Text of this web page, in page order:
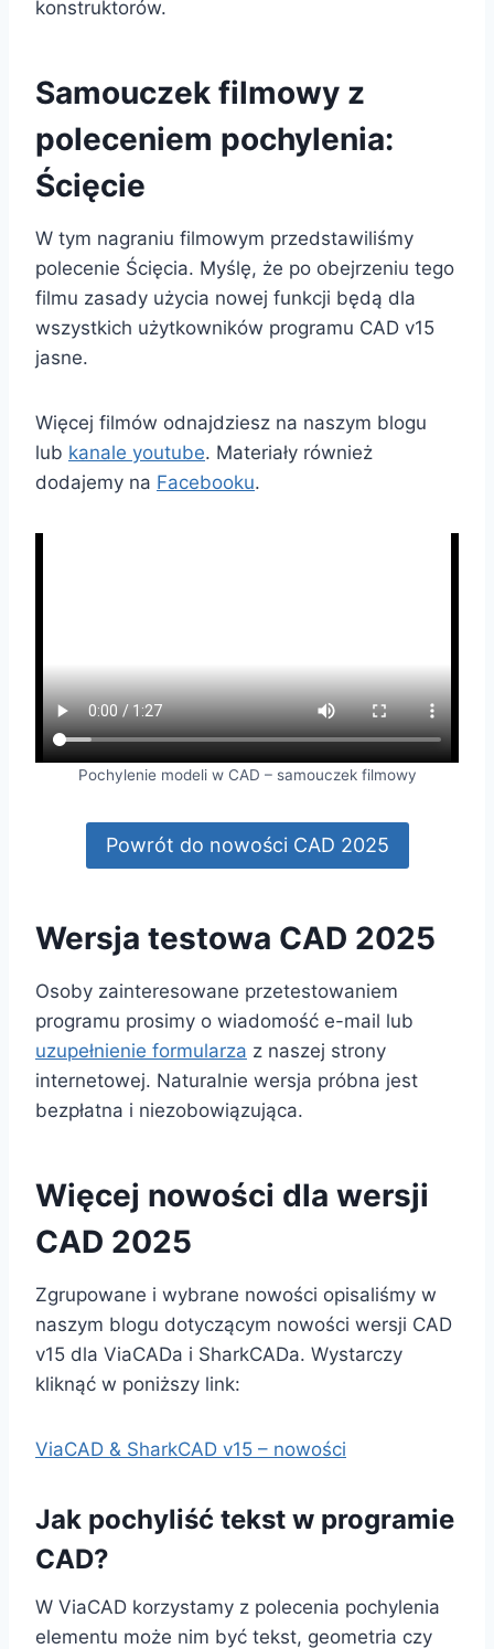
konstruktorów.
Samouczek filmowy z
poleceniem pochylenia:
Ścięcie
W tym nagraniu filmowym przedstawiliśmy
polecenie Ścięcia. Myślę, że po obejrzeniu tego
filmu zasady użycia nowej funkcji będą dla
wszystkich użytkowników programu CAD v15
jasne.
Więcej filmów odnajdziesz na naszym blogu
lub kanale youtube. Materiały również
dodajemy na Facebooku.
Pochylenie modeli w CAD – samouczek filmowy
Powrót do nowości CAD 2025
Wersja testowa CAD 2025
Osoby zainteresowane przetestowaniem
programu prosimy o wiadomość e-mail lub
uzupełnienie formularza z naszej strony
internetowej. Naturalnie wersja próbna jest
bezpłatna i niezobowiązująca.
Więcej nowości dla wersji
CAD 2025
Zgrupowane i wybrane nowości opisaliśmy w
naszym blogu dotyczącym nowości wersji CAD
v15 dla ViaCADa i SharkCADa. Wystarczy
kliknąć w poniższy link:
ViaCAD & SharkCAD v15 – nowości
Jak pochyliść tekst w programie
CAD?
W ViaCAD korzystamy z polecenia pochylenia
elementu może nim być tekst, geometria czy